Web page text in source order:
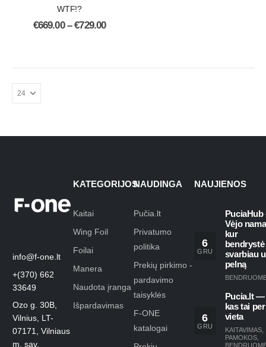
WTF!?
€669.00 – €729.00
info@f-one.lt
+(370) 662
33649
Ozo g. 30B,
Vilnius, LT-
07171, Vilniaus
m. sav.
KATEGORIJOS
Kaitai
Wing Foil
Foilai
Manera
Naudota įranga
Išpardavimas
NAUDINGA
Pučia.lt
Privatumo
politika
Prekių pirkimo -
pardavimo
taisyklės
F-ONE
katalogai
NAUJIENOS
6
GRU
PuciaHub
Vėjo
kur
bendrystė
svarbiau
pelną
6
GRU
Pucia.lt —
kas tai per
vieta
KAITAVIMAS
PAMOKOS